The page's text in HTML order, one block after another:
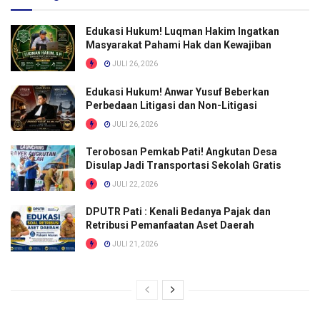
Edukasi Hukum! Luqman Hakim Ingatkan
Masyarakat Pahami Hak dan Kewajiban
JULI 26, 2026
Edukasi Hukum! Anwar Yusuf Beberkan
Perbedaan Litigasi dan Non-Litigasi
JULI 26, 2026
Terobosan Pemkab Pati! Angkutan Desa
Disulap Jadi Transportasi Sekolah Gratis
JULI 22, 2026
DPUTR Pati : Kenali Bedanya Pajak dan
Retribusi Pemanfaatan Aset Daerah
JULI 21, 2026